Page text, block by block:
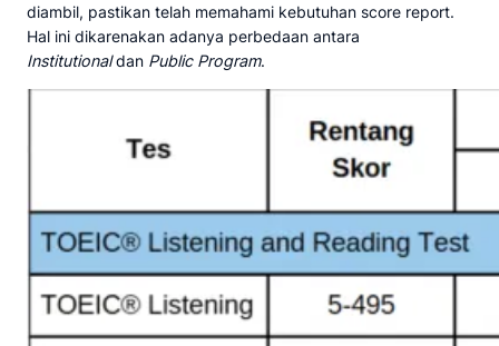
diambil, pastikan telah memahami kebutuhan score report.
Hal ini dikarenakan adanya perbedaan antara
Institutionaldan Public Program.